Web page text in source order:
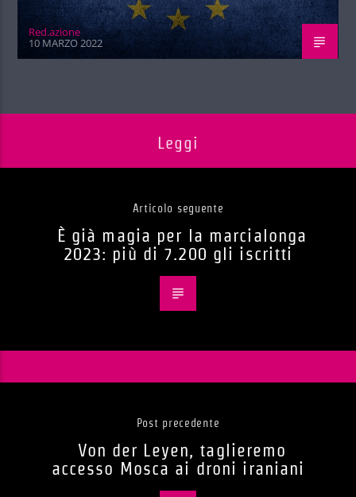
Red.azione
10 MARZO 2022
Leggi
Articolo seguente
È già magia per la marcialonga
2023: più di 7.200 gli iscritti
Post precedente
Von der Leyen, taglieremo
accesso Mosca ai droni iraniani